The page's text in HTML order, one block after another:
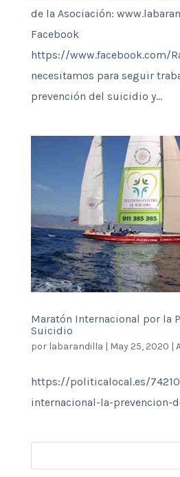
de la Asociación:
Facebook
https://www.facebook.com/
necesitamos para seguir
prevención del suicidio y...
Maratón Internacional por la
Suicidio
por labarandilla | May 25, 2020 |
https://politicalocal.es/
internacional-la-prevencion-